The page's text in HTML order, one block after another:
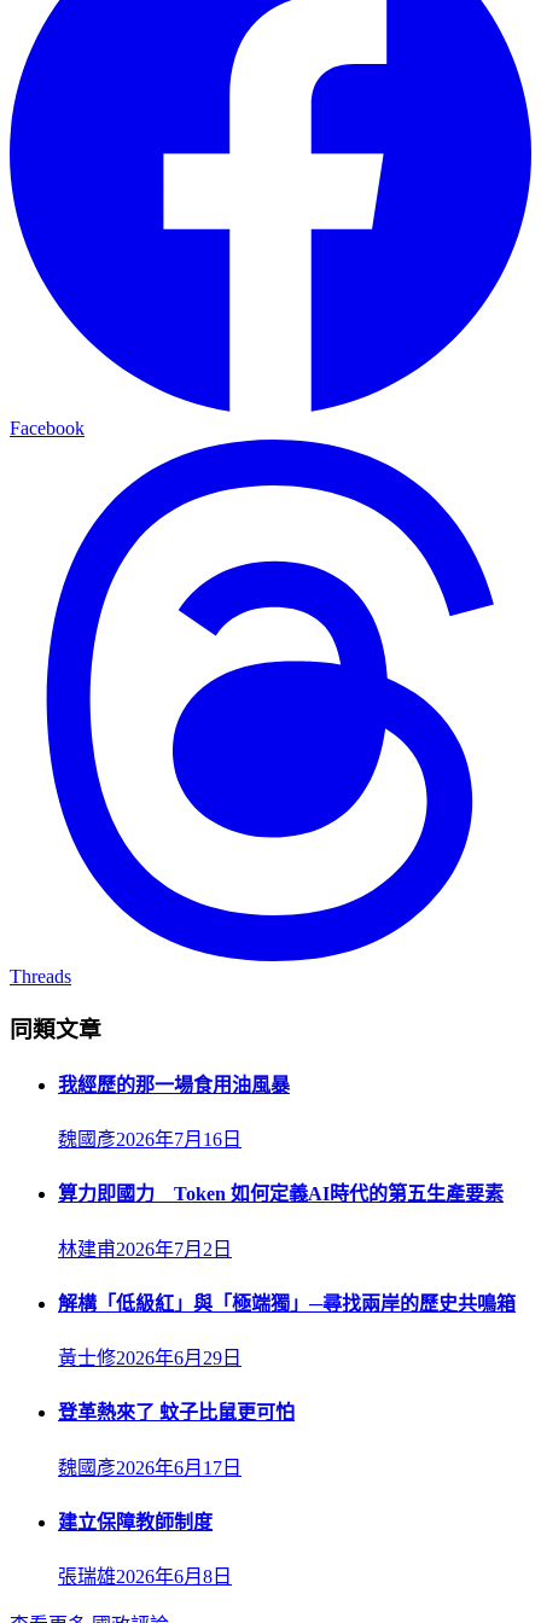
Facebook
Threads
同類文章
我經歷的那一場食用油風暴
魏國彥2026年7月16日
算力即國力 Token 如何定義AI時代的第五生產要素
林建甫2026年7月2日
解構「低級紅」與「極端獨」─尋找兩岸的歷史共鳴箱
黃士修2026年6月29日
登革熱來了 蚊子比鼠更可怕
魏國彥2026年6月17日
建立保障教師制度
張瑞雄2026年6月8日